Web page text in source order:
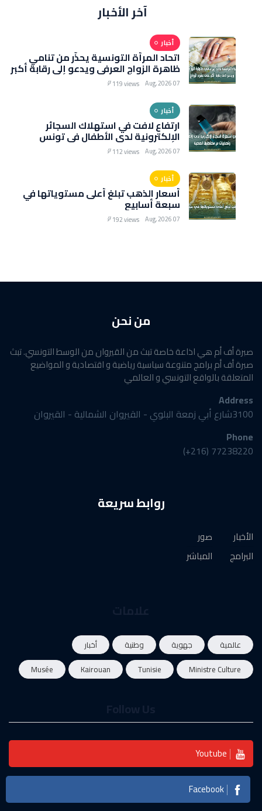
آخر الأخبار
أخبار
اتحاد المرأة التونسية يحذّر من تنامي
ظاهرة الزواج العرفي ويدعو إلى رقابة أكبر
على عقود الزواج
07 Aug, 2026
119 views
أخبار
ارتفاع لافت في استهلاك السجائر
الإلكترونية لدى الأطفال في تونس
وتحذيرات من مخاطرها الصحية
07 Aug, 2026
112 views
أخبار
أسعار الذهب تبلغ أعلى مستوياتها في
سبعة أسابيع
07 Aug, 2026
192 views
من نحن
صبرة أف أم هي اذاعة خاصة تبث من القيروان من الوسط التونسي. تبث
صبرة أف أم برامج متنوعة سياسية رياضية و اقتصادية و المواضيع
المتعلقة بالواقع التونسي و العالمي
Address
3100شارع أبي زمعة البلوي - القيروان الشمالية - القيروان
Phone
77238220 (216+)
روابط سريعة
الأخبار
البرامج
صور
المباشر
عالمية جهوية وطنية
أخبار
Ministre Culture
Tunisie
Kairouan
Musée
Youtube
Facebook